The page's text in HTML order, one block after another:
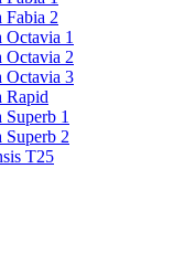
Fabia 2
Octavia 1
Octavia 2
Octavia 3
Rapid
1
Superb 2
T25